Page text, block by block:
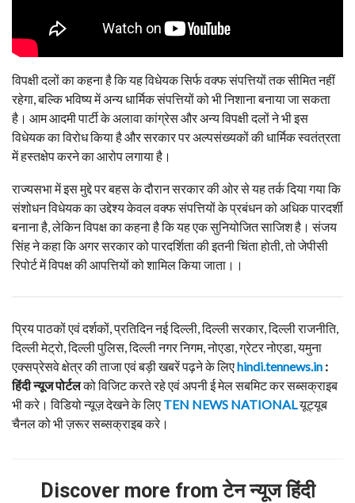
विपक्षी दलों का कहना है कि यह विधेयक सिर्फ वक्फ संपत्तियों तक सीमित नहीं
रहेगा, बल्कि भविष्य में अन्य धार्मिक संपत्तियों को भी निशाना बनाया जा सकता
है। आम आदमी पार्टी के अलावा कांग्रेस और अन्य विपक्षी दलों ने भी इस
विधेयक का विरोध किया है और सरकार पर अल्पसंख्यकों की धार्मिक स्वतंत्रता
में हस्तक्षेप करने का आरोप लगाया है।
राज्यसभा में इस मुद्दे पर बहस के दौरान सरकार की ओर से यह तर्क दिया गया कि
संशोधन विधेयक का उद्देश्य केवल वक्फ संपत्तियों के प्रबंधन को अधिक पारदर्शी
बनाना है, लेकिन विपक्ष का कहना है कि यह एक सुनियोजित साजिश है। संजय
सिंह ने कहा कि अगर सरकार को पारदर्शिता की इतनी चिंता होती, तो जेपीसी
रिपोर्ट में विपक्ष की आपत्तियों को शामिल किया जाता।।
प्रिय पाठकों एवं दर्शकों, प्रतिदिन नई दिल्ली, दिल्ली सरकार, दिल्ली राजनीति,
दिल्ली मेट्रो, दिल्ली पुलिस, दिल्ली नगर निगम, नोएडा, ग्रेटर नोएडा, यमुना
एक्सप्रेसवे क्षेत्र की ताजा एवं बड़ी खबरें पढ़ने के लिएhindi.tennews.in :
हिंदीन्यूजपोर्टलको विजिट करते रहे एवं अपनी ई मेल सबमिट कर सब्सक्राइब
भी करे। विडियो न्यूज़ देखने के लिए TEN NEWS NATIONALयूट्यूब
चैनल को भी ज़रूर सब्सक्राइब करे।
Discover more from टेन न्यूज हिंदी